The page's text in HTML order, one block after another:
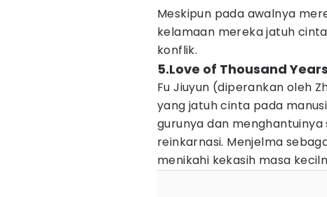
Meskipun pada awalnya
kelamaan mereka jatuh
konflik.
5.Love of Thousand
Fu Jiuyun (diperankan oleh
yang jatuh cinta pada
gurunya dan
reinkarnasi. Menjelma
menikahi kekasih masa